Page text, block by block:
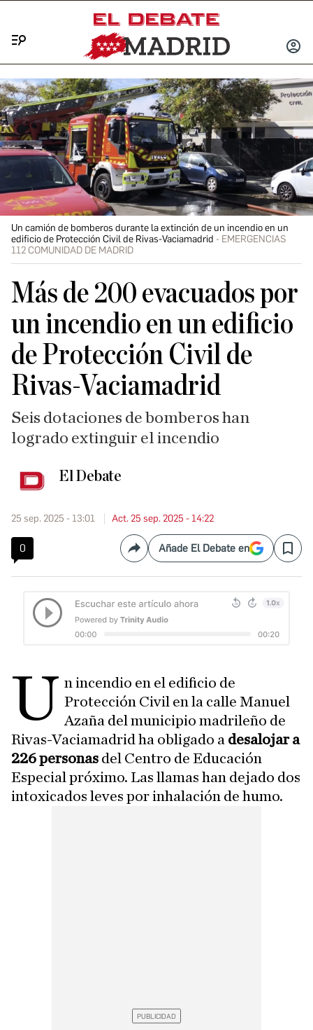
INICIAR
Un camión de bomberos durante la extinción de un incendio en un
edificio de Protección Civil de Rivas-Vaciamadrid
EMERGENCIAS
112 COMUNIDAD DE MADRID
Más de 200 evacuados por
un incendio en un edificio
de Protección Civil de
Rivas-Vaciamadrid
Seis dotaciones de bomberos han
logrado extinguir el incendio
El Debate
25 sep. 2025 - 13:01 Act. 25 sep. 2025 - 14:22
0 CompartirAñade El Debate en Save
U n incendio en el edificio de
Protección Civil en la calle Manuel
Azaña del municipio madrileño de
Rivas-Vaciamadrid ha obligado a desalojar a
226 personas del Centro de Educación
Especial próximo. Las llamas han dejado dos
intoxicados leves por inhalación de humo.